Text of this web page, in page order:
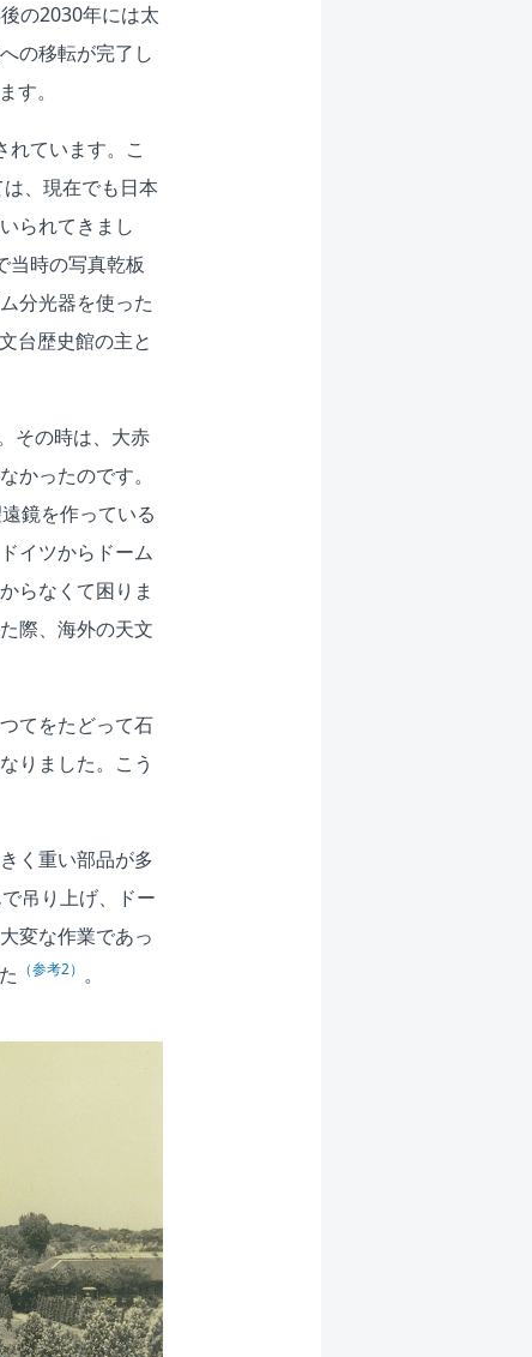
の2030年には太
の移転が完了し
す。
れています。こ
、現在でも日本
られてきまし
当時の写真乾板
分光器を使った
台歴史館の主と
その時は、大赤
かったのです。
鏡を作っている
イツからドーム
らなくて困りま
際、海外の天文
てをたどって石
りました。こう
く重い部品が多
吊り上げ、ドー
変な作業であっ
（参考2） 。